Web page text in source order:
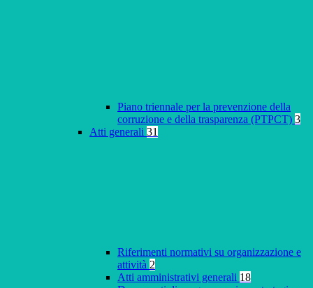
Piano triennale per la prevenzione della
corruzione e della trasparenza (PTPCT) 3
Atti generali 31
Riferimenti normativi su organizzazione e
attività 2
Atti amministrativi generali 18